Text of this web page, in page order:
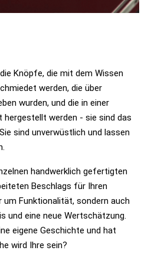
Knöpfe, die mit dem Wissen
werden, die über
wurden, und die in einer
hergestellt werden - sie sind das
sind unverwüstlich und lassen
handwerklich gefertigten
Beschlags für Ihren
Funktionalität, sondern auch
und eine neue Wertschätzung.
eigene Geschichte und hat
wird Ihre sein?